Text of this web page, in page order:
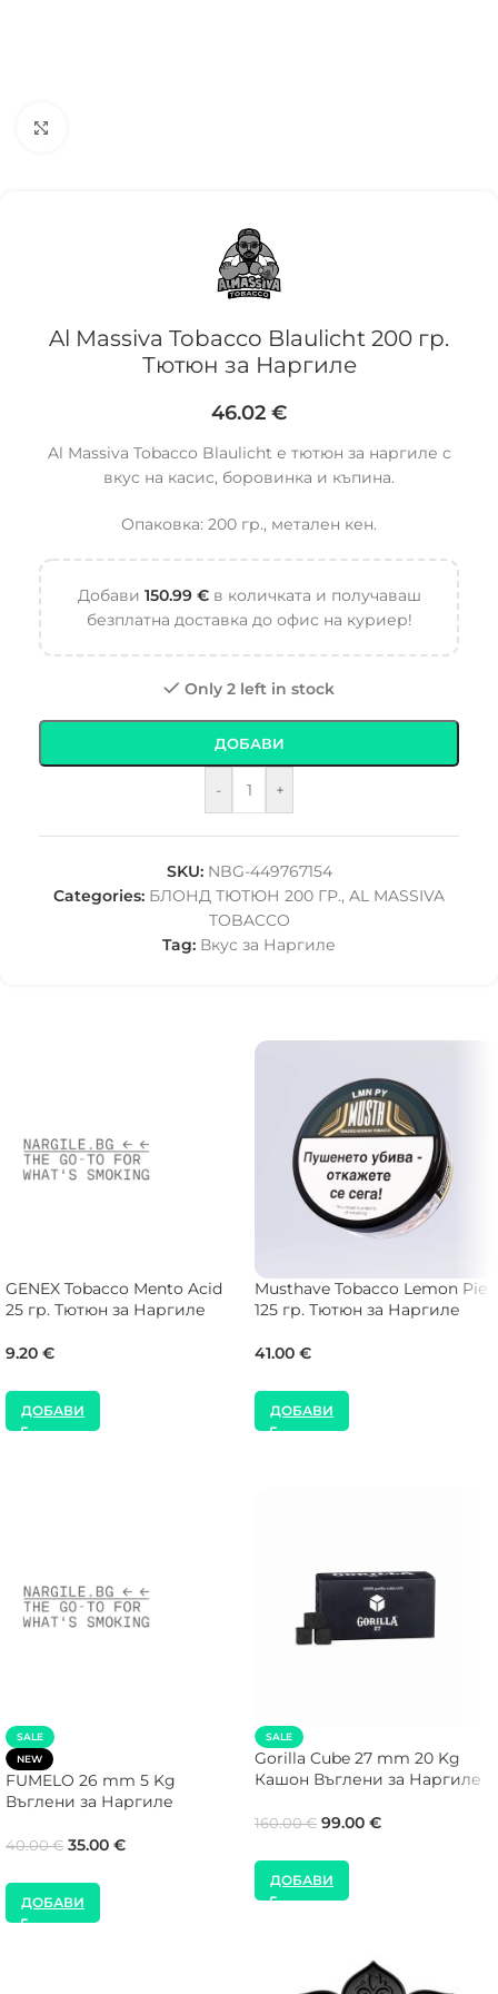
Al Massiva Tobacco Blaulicht 200 гр.
Тютюн за Наргиле
46.02 €
Al Massiva Tobacco Blaulicht е тютюн за наргиле с
вкус на касис, боровинка и къпина.
Опаковка: 200 гр., метален кен.
Добави 150.99 €в количката и получаваш
безплатна доставка до офис на куриер!
Only 2 left in stock
- +
ДОБАВИ
SKU: NBG-449767154
Categories: БЛОНД ТЮТЮН 200 ГР., AL MASSIVA
TOBACCO
Tag: Вкус за Наргиле
GENEX Tobacco Mento Acid
25 гр. Тютюн за Наргиле
9.20 €
ДОБАВИ
Musthave Tobacco Lemon Pie
125 гр. Тютюн за Наргиле
41.00 €
ДОБАВИ
SALE
NEW
FUMELO 26 mm 5 Kg
Въглени за Наргиле
40.00€ 35.00 €
ДОБАВИ
SALE
Gorilla Cube 27 mm 20 Kg
Кашон Въглени за Наргиле
160.00€ 99.00 €
ДОБАВИ